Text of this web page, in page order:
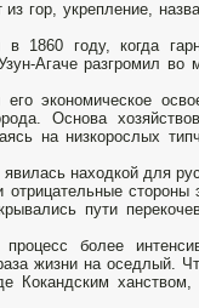
гор, укрепление,
1860 году, когда
Агаче разгромил во
экономическое
Основа
на низкорослых
находкой для
стороны
пути
более
жизни на оседлый.
Кокандским